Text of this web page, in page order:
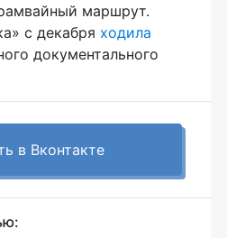
маршрут.
с декабря ходила
документального
в Вконтакте